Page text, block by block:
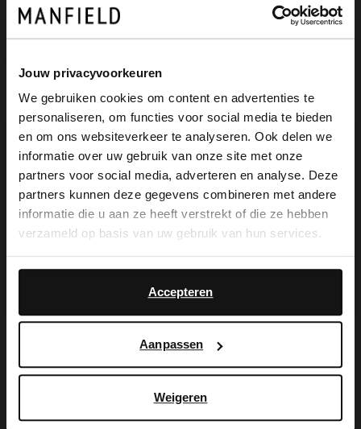
Jouw privacyvoorkeuren
We gebruiken cookies om content en advertenties te
personaliseren, om functies voor social media te bieden
en om ons websiteverkeer te analyseren. Ook delen we
informatie over uw gebruik van onze site met onze
partners voor social media, adverteren en analyse. Deze
partners kunnen deze gegevens combineren met andere
informatie die u aan ze heeft verstrekt of die ze hebben
verzameld op basis van uw gebruik van hun services.
Accepteren
Aanpassen
Weigeren
Manfield
Beigefarbene Veloursleder-Loafer mit Quaste Beigefarbene Veloursleder-Loafer mit goldfarbenen Nieten
Beigefarbene Veloursleder-Stiefeletten
129.99 170.00
85.00
-10% EXTRA
-50%
-40%
×
View this website in English?
It looks like your language isn't Dutch. Would
you like to switch to English?
English